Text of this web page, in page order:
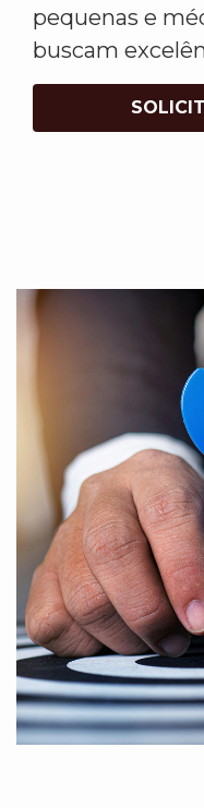
pequenas e
buscam